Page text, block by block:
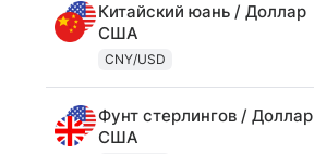
Китайский юань / Доллар
США
CNY/USD
Фунт стерлингов / Доллар
США